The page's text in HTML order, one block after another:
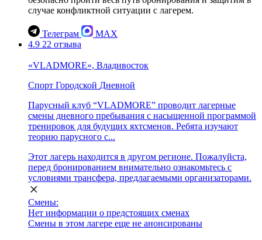
случае конфликтной ситуации с лагерем.
Телеграм
MAX
4.9 22 отзыва
«VLADMORE», Владивосток
Спорт Городской Дневной
Парусный клуб “VLADMORE” проводит лагерные
смены дневного пребывания с насыщенной программой
тренировок для будущих яхтсменов. Ребята изучают
теорию парусного с...
Этот лагерь находится в другом регионе. Пожалуйста,
перед бронированием внимательно ознакомьтесь с
условиями трансфера, предлагаемыми организаторами.
Смены:
Нет информации о предстоящих сменах
Смены в этом лагере еще не анонсированы